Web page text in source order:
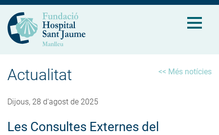
Actualitat << Més notícies
Dijous, 28 d'agost de 2025
Les Consultes Externes del